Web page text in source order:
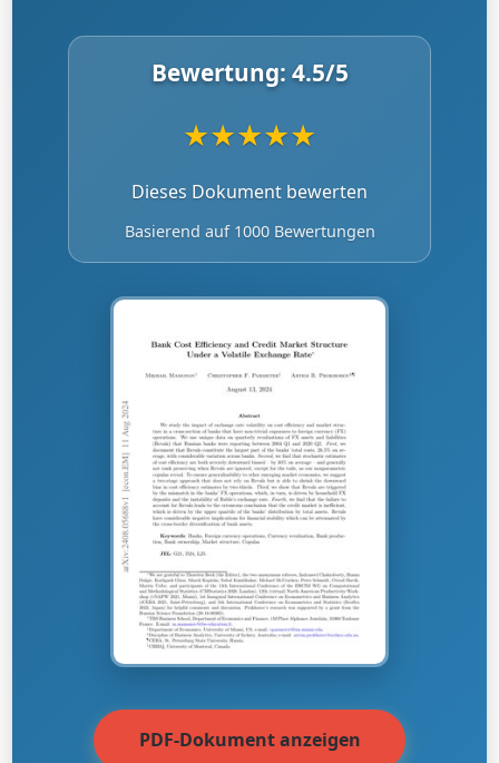
Bewertung: 4.5/5
★★★★★
Dieses Dokument bewerten
Basierend auf 1000 Bewertungen
PDF-Dokument anzeigen